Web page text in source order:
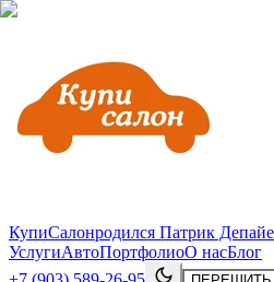
КупиСалонродился Патрик Депайе
УслугиАвтоПортфолиоО насБлог